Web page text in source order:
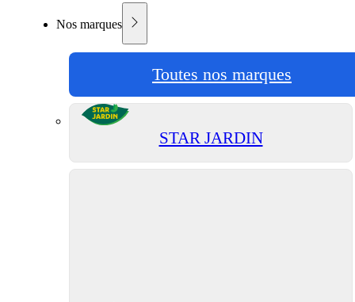
Nos marques
Toutes nos marques
STAR JARDIN